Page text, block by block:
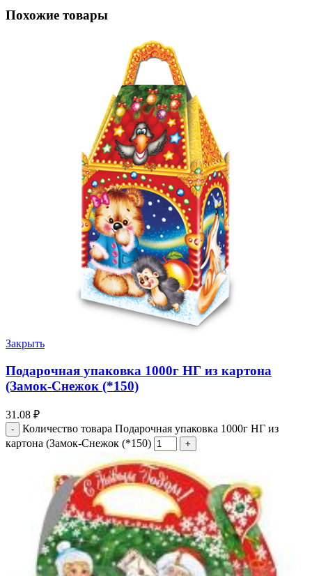
Похожие товары
Закрыть
Подарочная упаковка 1000г НГ из картона
(Замок-Снежок (*150)
31.08 ₽
Количество товара Подарочная упаковка 1000г НГ из
картона (Замок-Снежок (*150)